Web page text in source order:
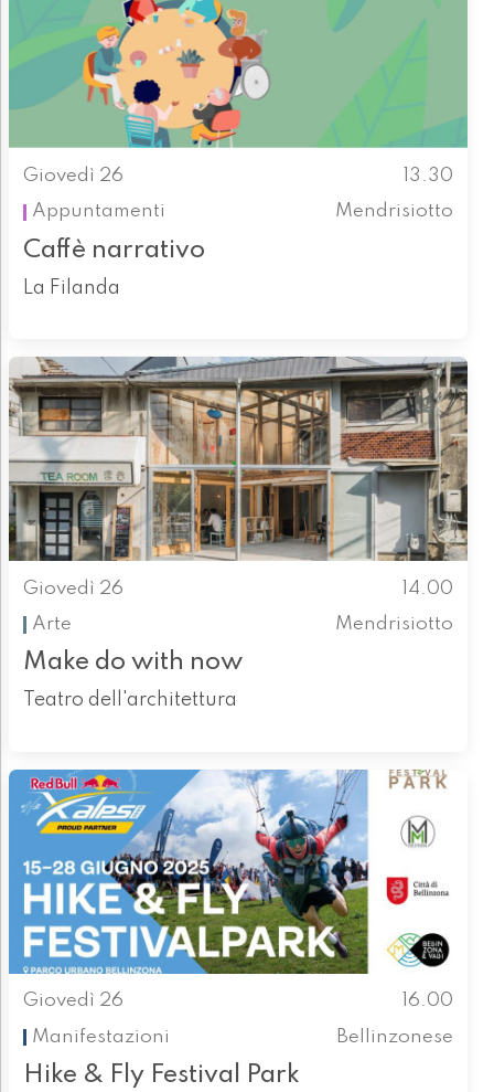
Giovedì 26
13.30
Appuntamenti
Mendrisiotto
Caffè narrativo
La Filanda
Giovedì 26
14.00
Arte
Mendrisiotto
Make do with now
Teatro dell'architettura
Giovedì 26
16.00
Manifestazioni
Bellinzonese
Hike & Fly Festival Park